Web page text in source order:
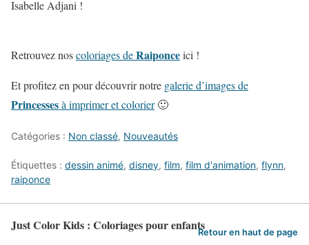
Isabelle Adjani !
Retrouvez noscoloriages deRaiponceici !
Et profitez en pour découvrir notre galerie d’images de
Princessesà imprimer et colorier🙂
Catégories : Non classé, Nouveautés
Étiquettes : dessin animé, disney, film, film d'animation, flynn,
raiponce
Just Color Kids : Coloriages pour enfantsRetour en haut de page